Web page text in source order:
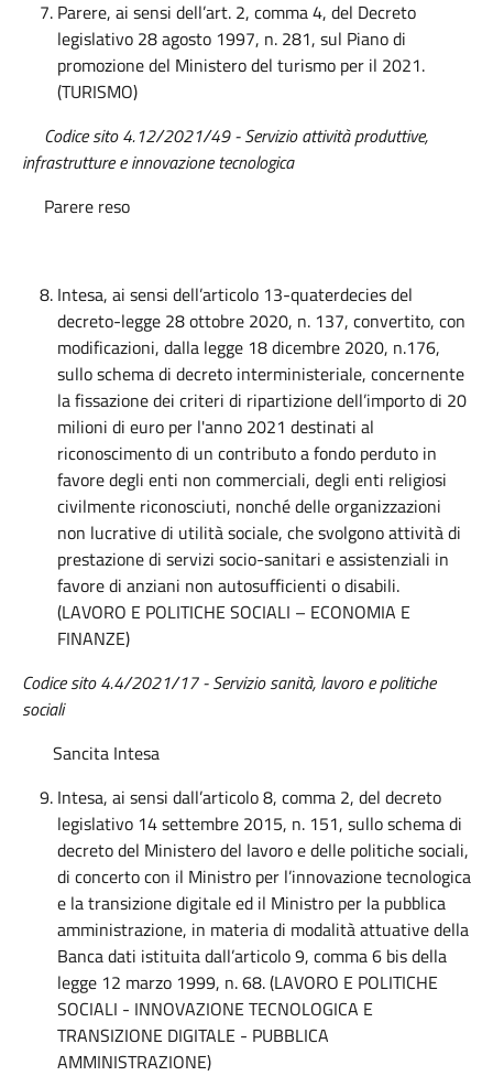
Parere, ai sensi dell’art. 2, comma 4, del Decreto
legislativo 28 agosto 1997, n. 281, sul Piano di
promozione del Ministero del turismo per il 2021.
(TURISMO)
Codice sito 4.12/2021/49 - Servizio attività produttive,
infrastrutture e innovazione tecnologica
Parere reso
Intesa, ai sensi dell’articolo 13-quaterdecies del
decreto-legge 28 ottobre 2020, n. 137, convertito, con
modificazioni, dalla legge 18 dicembre 2020, n.176,
sullo schema di decreto interministeriale, concernente
la fissazione dei criteri di ripartizione dell’importo di 20
milioni di euro per l'anno 2021 destinati al
riconoscimento di un contributo a fondo perduto in
favore degli enti non commerciali, degli enti religiosi
civilmente riconosciuti, nonché delle organizzazioni
non lucrative di utilità sociale, che svolgono attività di
prestazione di servizi socio-sanitari e assistenziali in
favore di anziani non autosufficienti o disabili.
(LAVORO E POLITICHE SOCIALI – ECONOMIA E
FINANZE)
Codice sito 4.4/2021/17 - Servizio sanità, lavoro e politiche
sociali
Sancita Intesa
Intesa, ai sensi dall’articolo 8, comma 2, del decreto
legislativo 14 settembre 2015, n. 151, sullo schema di
decreto del Ministero del lavoro e delle politiche sociali,
di concerto con il Ministro per l’innovazione tecnologica
e la transizione digitale ed il Ministro per la pubblica
amministrazione, in materia di modalità attuative della
Banca dati istituita dall’articolo 9, comma 6 bis della
legge 12 marzo 1999, n. 68. (LAVORO E POLITICHE
SOCIALI - INNOVAZIONE TECNOLOGICA E
TRANSIZIONE DIGITALE - PUBBLICA
AMMINISTRAZIONE)